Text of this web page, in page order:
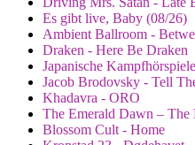
Es gibt live, Baby (08/26)
Ambient Ballroom -
Draken - Here Be Draken
Japanische
Jacob Brodovsky - Tell
Khadavra - ORO
The Emerald Dawn – The
Blossom Cult - Home